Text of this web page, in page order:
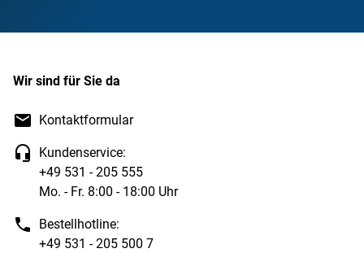
Wir sind für Sie da
Kontaktformular
Kundenservice:
+49 531 - 205 555
Mo. - Fr. 8:00 - 18:00 Uhr
Bestellhotline:
+49 531 - 205 500 7